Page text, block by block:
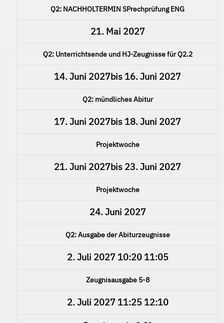
Q2: NACHHOLTERMIN SPrechprüfung ENG
21. Mai 2027
Q2: Unterrichtsende und HJ-Zeugnisse für Q2.2
14. Juni 2027bis 16. Juni 2027
Q2: mündliches Abitur
17. Juni 2027bis 18. Juni 2027
Projektwoche
21. Juni 2027bis 23. Juni 2027
Projektwoche
24. Juni 2027
Q2: Ausgabe der Abiturzeugnisse
2. Juli 202710:20 11:05
Zeugnisausgabe 5-8
2. Juli 202711:25 12:10